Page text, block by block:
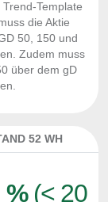
Trend-Template
die Aktie
50, 150 und
Zudem muss
über dem gD
52 WH
% (< 20